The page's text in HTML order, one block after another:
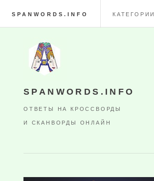
SPANWORDS.INFO КАТЕГОРИИ
SPANWORDS.INFO
ОТВЕТЫ НА КРОССВОРДЫ
И СКАНВОРДЫ ОНЛАЙН